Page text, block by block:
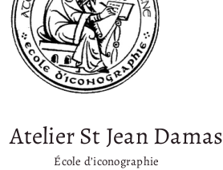
Atelier St Jean
École d’iconographie